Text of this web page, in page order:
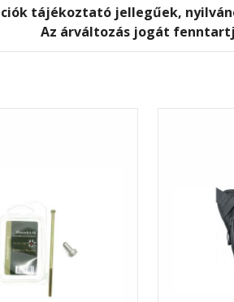
tájékoztató jellegűek,
Az árváltozás jogát